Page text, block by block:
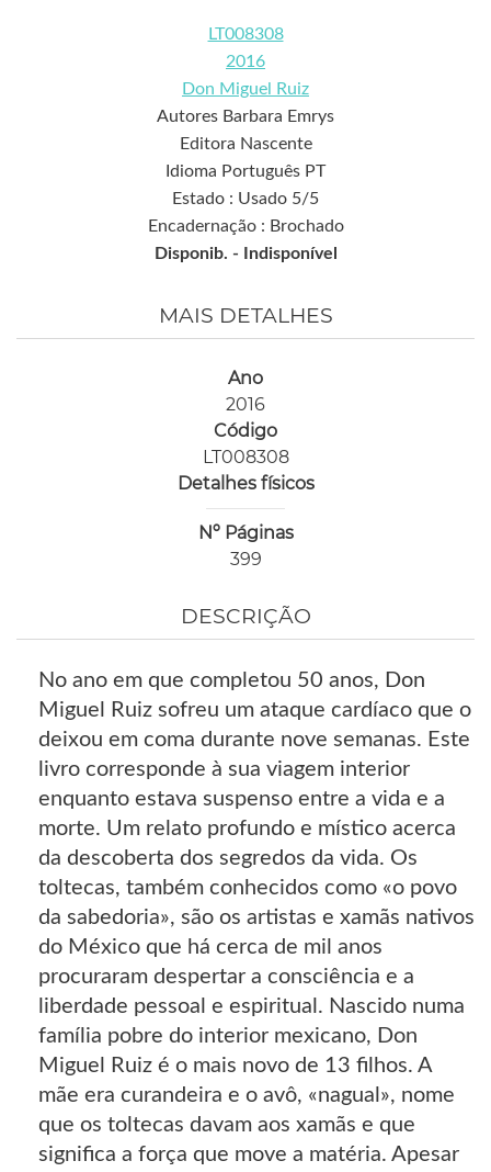
LT008308
2016
Don Miguel Ruiz
Autores Barbara Emrys
Editora Nascente
Idioma Português PT
Estado : Usado 5/5
Encadernação : Brochado
Disponib. -
Indisponível
MAIS DETALHES
Ano
2016
Código
LT008308
Detalhes físicos
Nº Páginas
399
DESCRIÇÃO
No ano em que completou 50 anos, Don
Miguel Ruiz sofreu um ataque cardíaco que o
deixou em coma durante nove semanas. Este
livro corresponde à sua viagem interior
enquanto estava suspenso entre a vida e a
morte. Um relato profundo e místico acerca
da descoberta dos segredos da vida. Os
toltecas, também conhecidos como «o povo
da sabedoria», são os artistas e xamãs nativos
do México que há cerca de mil anos
procuraram despertar a consciência e a
liberdade pessoal e espiritual. Nascido numa
família pobre do interior mexicano, Don
Miguel Ruiz é o mais novo de 13 filhos. A
mãe era curandeira e o avô, «nagual», nome
que os toltecas davam aos xamãs e que
significa a força que move a matéria. Apesar